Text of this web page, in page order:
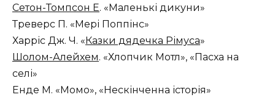
Сетон-Томпсон Е. «Маленькі дикуни»
Треверс П. «Мері Поппінс»
Харріс Дж. Ч. « Казки дядечка Рімуса»
Шолом-Алейхем. «Хлопчик Мотл», «Пасха на
селі»
Енде М. «Момо», «Нескінченна історія»